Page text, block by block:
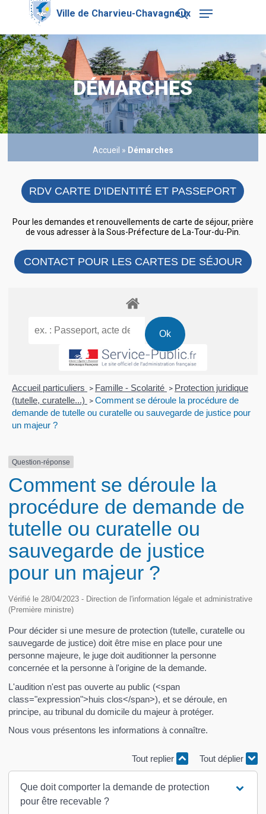
content
search
Menu
DÉMARCHES
Accueil » Démarches
RDV CARTE D'IDENTITÉ ET PASSEPORT
Pour les demandes et renouvellements de carte de séjour, prière
de vous adresser à la Sous-Préfecture de La-Tour-du-Pin.
CONTACT POUR LES CARTES DE SÉJOUR
Accueil particuliers > Famille - Scolarité > Protection juridique
(tutelle, curatelle...) > Comment se déroule la procédure de
demande de tutelle ou curatelle ou sauvegarde de justice pour
un majeur ?
Question-réponse
Comment se déroule la
procédure de demande de
tutelle ou curatelle ou
sauvegarde de justice
pour un majeur ?
Vérifié le 28/04/2023 - Direction de l'information légale et administrative
(Première ministre)
Pour décider si une mesure de protection (tutelle, curatelle ou
sauvegarde de justice) doit être mise en place pour une
personne majeure, le juge doit auditionner la personne
concernée et la personne à l'origine de la demande.
L'audition n'est pas ouverte au public (<span
class="expression">huis clos</span>), et se déroule, en
principe, au tribunal du domicile du majeur à protéger.
Nous vous présentons les informations à connaître.
Tout replier Tout déplier
Que doit comporter la demande de protection
pour être recevable ?
Close